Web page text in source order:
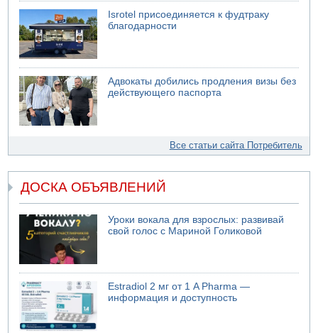
Isrotel присоединяется к фудтраку
благодарности
Адвокаты добились продления визы без
действующего паспорта
Все статьи сайта Потребитель
ДОСКА ОБЪЯВЛЕНИЙ
Уроки вокала для взрослых: развивай
свой голос с Мариной Голиковой
Estradiol 2 мг от 1 A Pharma —
информация и доступность